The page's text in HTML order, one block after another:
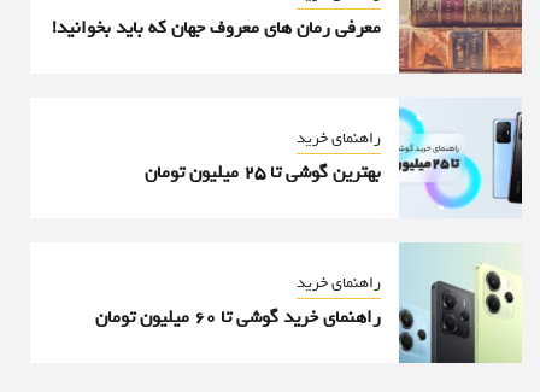
معرفی رمان های معروف جهان که باید بخوانید!
راهنمای خرید
بهترین گوشی تا 25 میلیون تومان
راهنمای خرید
راهنمای خرید گوشی تا ۶۰ میلیون تومان